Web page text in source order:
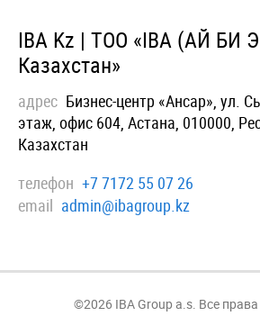
IBA Kz | ТОО «IBA (АЙ БИ
Казахстан»
адрес Бизнес-центр «Ансар», ул.
этаж, офис 604, Астана, 010000,
Казахстан
телефон +7 7172 55 07 26
email admin@ibagroup.kz
©2026 IBA Group a.s. Все